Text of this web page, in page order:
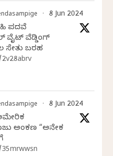
· 8 Jun 2024
ಪದವೆ
ವೈಟ್ ವೆಡ್ಡಿಂಗ್
ಸೇತು ಬರಹ
· 8 Jun 2024
ಅಂಕಣ “ಅನೇಕ